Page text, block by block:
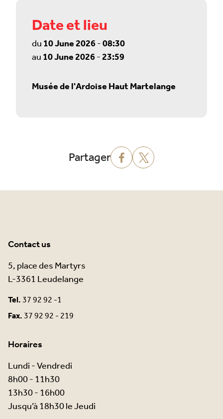
Date et lieu
du10 June 2026-08:30
au10 June 2026-23:59
Musée de l'Ardoise Haut Martelange
Partager
Contact us
5, place des Martyrs
L-3361 Leudelange
Tel.37 92 92 -1
Fax.37 92 92 - 219
Horaires
Lundi - Vendredi
8h00 - 11h30
13h30 - 16h00
Jusqu’à 18h30 le Jeudi